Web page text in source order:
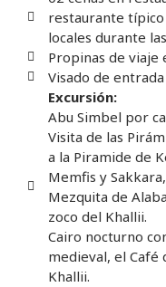
restaurante
locales durante
Propinas de viaje
Visado de entrada
Excursión:
Abu Simbel por
Visita de las
a la Piramide de
Memfis y
Mezquita de
zoco del Khallii.
Cairo nocturno
medieval, el Café
Khallii.